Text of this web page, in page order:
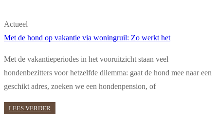
Actueel
Met de hond op vakantie via woningruil: Zo werkt het
Met de vakantieperiodes in het vooruitzicht staan veel
hondenbezitters voor hetzelfde dilemma: gaat de hond mee naar een
geschikt adres, zoeken we een hondenpension, of
LEES VERDER